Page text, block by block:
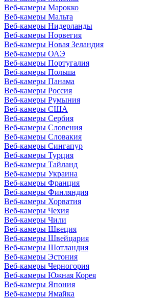
Веб-камеры Марокко
Веб-камеры Мальта
Веб-камеры Нидерланды
Веб-камеры Норвегия
Веб-камеры Новая Зеландия
Веб-камеры ОАЭ
Веб-камеры Португалия
Веб-камеры Польша
Веб-камеры Панама
Веб-камеры Россия
Веб-камеры Румыния
Веб-камеры США
Веб-камеры Сербия
Веб-камеры Словения
Веб-камеры Словакия
Веб-камеры Сингапур
Веб-камеры Турция
Веб-камеры Тайланд
Веб-камеры Украина
Веб-камеры Франция
Веб-камеры Финляндия
Веб-камеры Хорватия
Веб-камеры Чехия
Веб-камеры Чили
Веб-камеры Швеция
Веб-камеры Швейцария
Веб-камеры Шотландия
Веб-камеры Эстония
Веб-камеры Черногория
Веб-камеры Южная Корея
Веб-камеры Япония
Веб-камеры Ямайка